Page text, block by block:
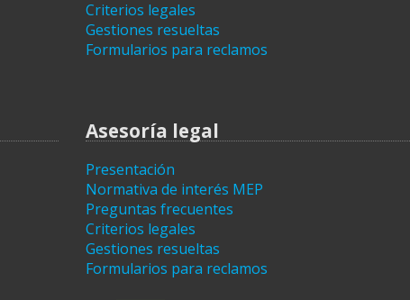
Criterios legales
Gestiones resueltas
Formularios para reclamos
Asesoría legal
Presentación
Normativa de interés MEP
Preguntas frecuentes
Criterios legales
Gestiones resueltas
Formularios para reclamos